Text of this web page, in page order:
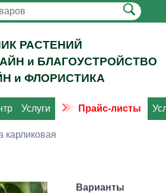
РАСТЕНИЙ
и БЛАГОУСТРОЙСТВО
и ФЛОРИСТИКА
Услуги Прайс-листы
карликовая
Варианты